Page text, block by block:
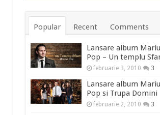
Popular Recent Comments
Lansare album
Pop – Un templu
februarie 3, 2010 3
Lansare album
Pop si Trupa Domini
februarie 2, 2010 3